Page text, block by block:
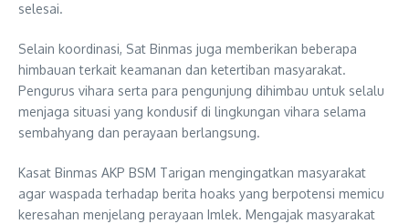
selesai.
Selain koordinasi, Sat Binmas juga memberikan beberapa
himbauan terkait keamanan dan ketertiban masyarakat.
Pengurus vihara serta para pengunjung dihimbau untuk selalu
menjaga situasi yang kondusif di lingkungan vihara selama
sembahyang dan perayaan berlangsung.
Kasat Binmas AKP BSM Tarigan mengingatkan masyarakat
agar waspada terhadap berita hoaks yang berpotensi memicu
keresahan menjelang perayaan Imlek. Mengajak masyarakat